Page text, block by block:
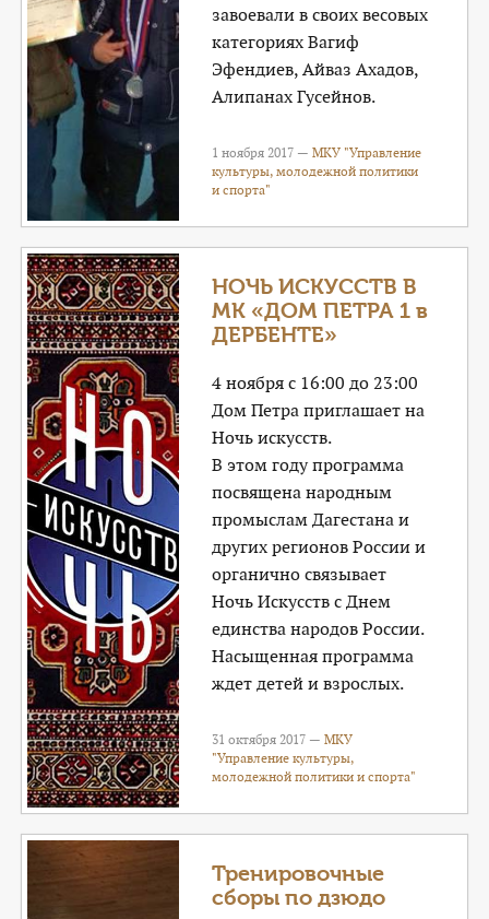
завоевали в своих весовых
категориях Вагиф
Эфендиев, Айваз Ахадов,
Алипанах Гусейнов.
1 ноября 2017 —МКУ "Управление
культуры, молодежной политики
и спорта"
НОЧЬ ИСКУССТВ В
МК «ДОМ ПЕТРА 1 в
ДЕРБЕНТЕ»
4 ноября с 16:00 до 23:00
Дом Петра приглашает на
Ночь искусств.
В этом году программа
посвящена народным
промыслам Дагестана и
других регионов России и
органично связывает
Ночь Искусств с Днем
единства народов России.
Насыщенная программа
ждет детей и взрослых.
31 октября 2017 —МКУ
"Управление культуры,
молодежной политики и спорта"
Тренировочные
сборы по дзюдо